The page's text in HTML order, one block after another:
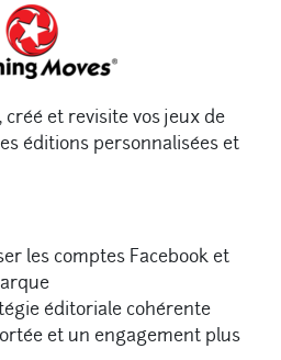
et revisite vos jeux de
éditions personnalisées et
les comptes Facebook et
éditoriale cohérente
et un engagement plus